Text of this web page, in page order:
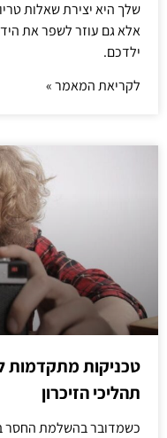
שלך היא יצירת שאלות
אלא גם עוזר לשפר את
ילדכם.
לקריאת המאמר »
טכניקות מתקדמות
תהליכי הזיכרון
כשמדובר בהשלמת החסר